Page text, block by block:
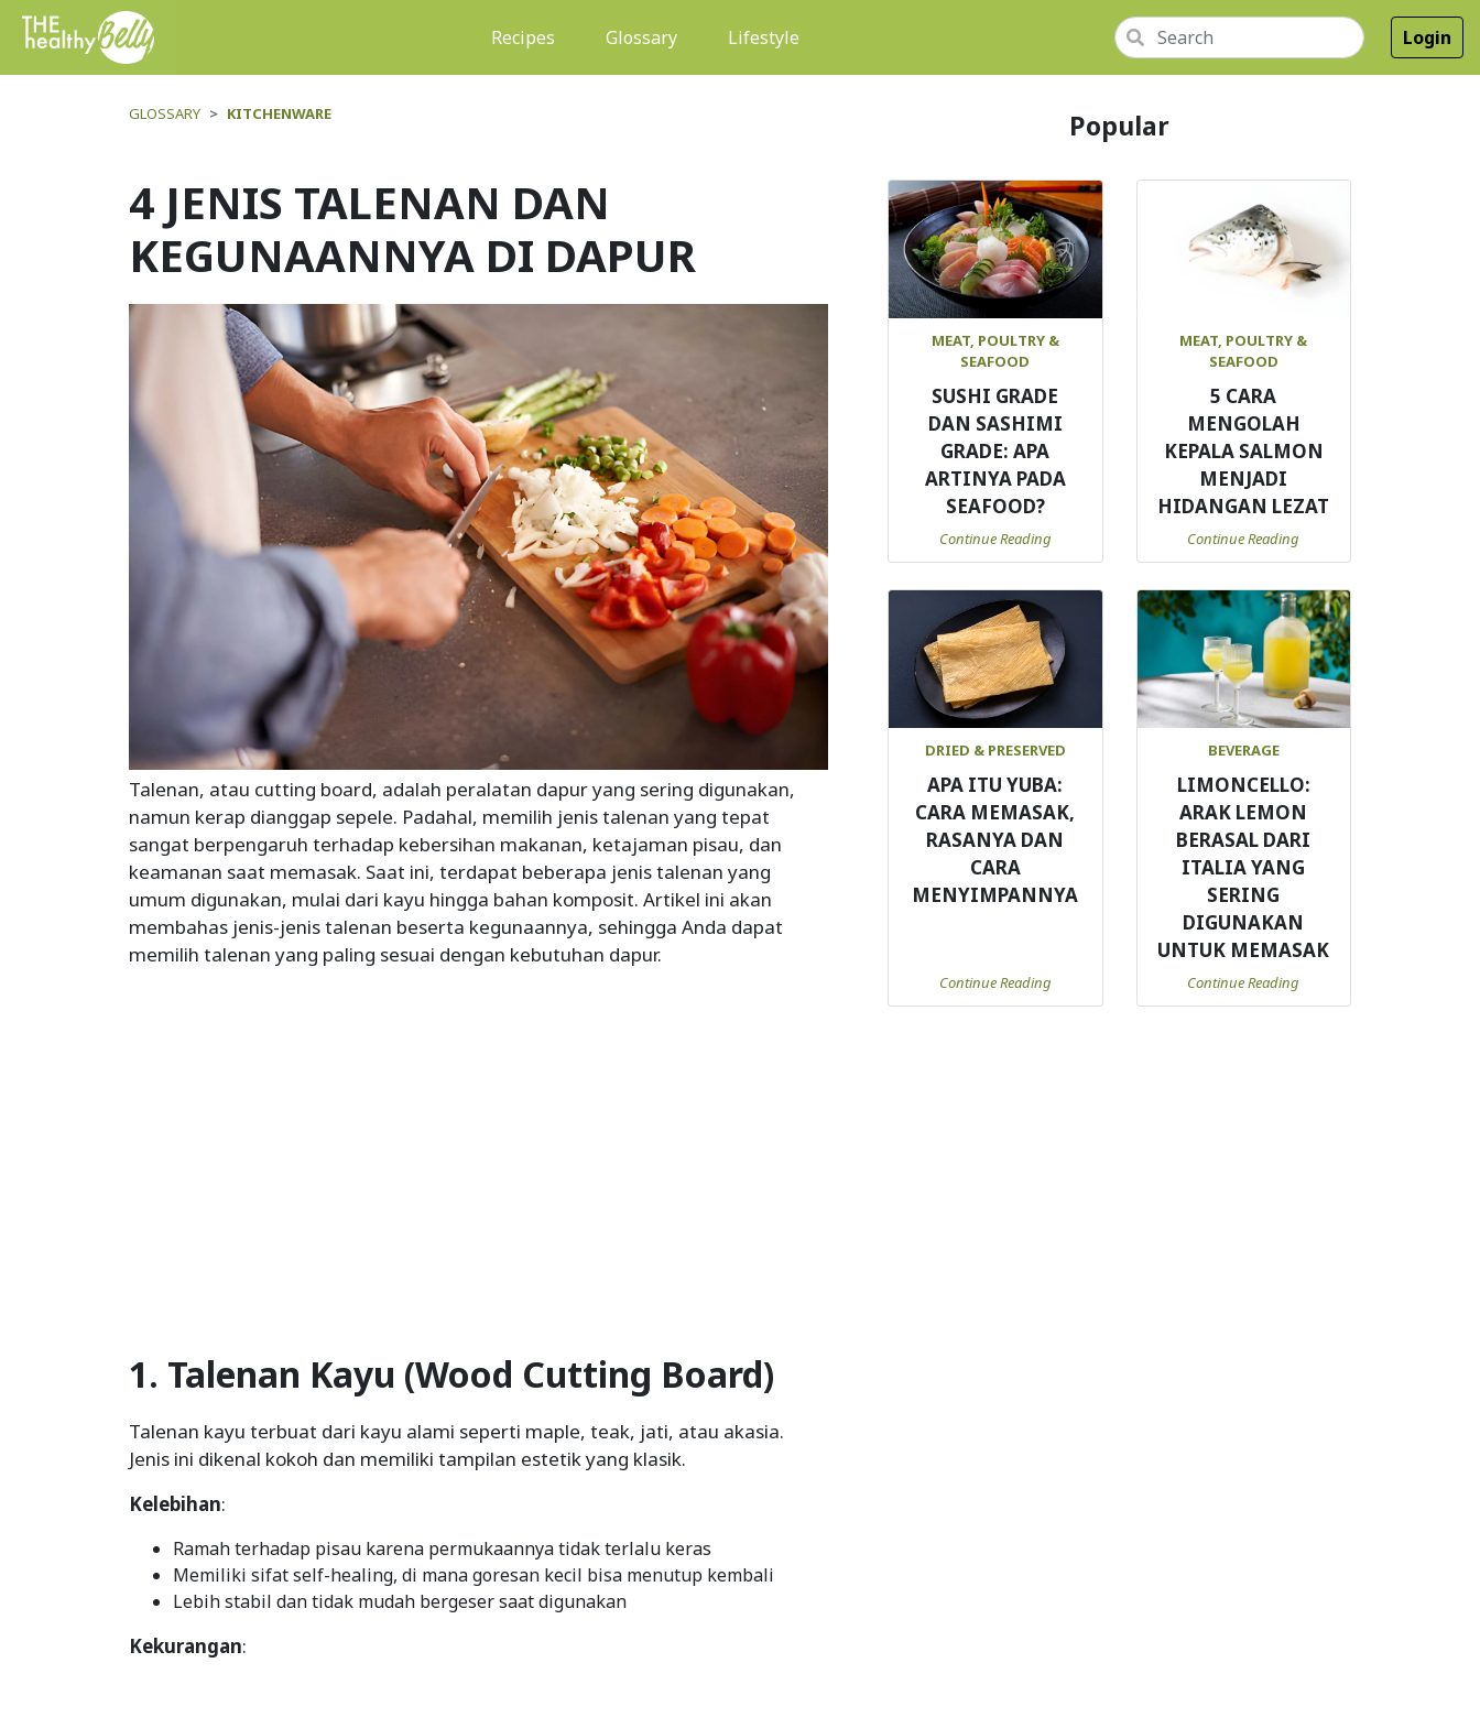
Recipes (current)Glossary Lifestyle Login
GLOSSARY KITCHENWARE
4 JENIS TALENAN DAN
KEGUNAANNYA DI DAPUR
Talenan, atau cutting board, adalah peralatan dapur yang sering digunakan,
namun kerap dianggap sepele. Padahal, memilih jenis talenan yang tepat
sangat berpengaruh terhadap kebersihan makanan, ketajaman pisau, dan
keamanan saat memasak. Saat ini, terdapat beberapa jenis talenan yang
umum digunakan, mulai dari kayu hingga bahan komposit. Artikel ini akan
membahas jenis-jenis talenan beserta kegunaannya, sehingga Anda dapat
memilih talenan yang paling sesuai dengan kebutuhan dapur.
1. Talenan Kayu (Wood Cutting Board)
Talenan kayu terbuat dari kayu alami seperti maple, teak, jati, atau akasia.
Jenis ini dikenal kokoh dan memiliki tampilan estetik yang klasik.
Kelebihan:
Ramah terhadap pisau karena permukaannya tidak terlalu keras
Memiliki sifat self-healing, di mana goresan kecil bisa menutup kembali
Lebih stabil dan tidak mudah bergeser saat digunakan
Kekurangan:
Popular
MEAT, POULTRY &
SEAFOOD
SUSHI GRADE
DAN SASHIMI
GRADE: APA
ARTINYA PADA
SEAFOOD?
Continue Reading
MEAT, POULTRY &
SEAFOOD
5 CARA
MENGOLAH
KEPALA SALMON
MENJADI
HIDANGAN LEZAT
Continue Reading
DRIED & PRESERVED
APA ITU YUBA:
CARA MEMASAK,
RASANYA DAN
CARA
MENYIMPANNYA
Continue Reading
BEVERAGE
LIMONCELLO:
ARAK LEMON
BERASAL DARI
ITALIA YANG
SERING
DIGUNAKAN
UNTUK MEMASAK
Continue Reading